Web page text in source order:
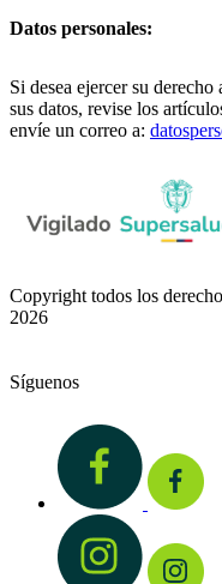
Datos personales:
Si desea ejercer su
sus datos, revise los
envíe un correo a:
Copyright todos los
2026
Síguenos